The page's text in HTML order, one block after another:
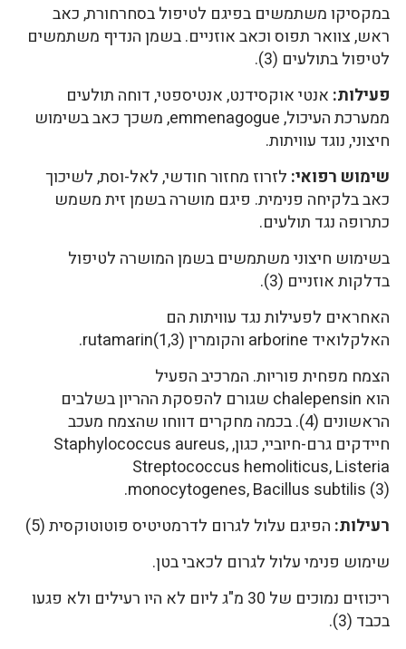
במקסיקו משתמשים בפיגם לטיפול בסחרחורת, כאב
ראש, צוואר תפוס וכאב אוזניים. בשמן הנדיף משתמשים
לטיפול בתולעים (3).
פעילות: אנטי אוקסידנט, אנטיספטי, דוחה תולעים
ממערכת העיכול, emmenagogue, משכך כאב בשימוש
חיצוני, נוגד עוויתות.
שימוש רפואי: לזרוז מחזור חודשי, לאל-וסת, לשיכוך
כאב בלקיחה פנימית. פיגם מושרה בשמן זית משמש
כתרופה נגד תולעים.
בשימוש חיצוני משתמשים בשמן המושרה לטיפול
בדלקות אוזניים (3).
האחראים לפעילות נגד עוויתות הם
האלקלואיד arborine והקומרין rutamarin(1,3).
הצמח מפחית פוריות. המרכיב הפעיל
הוא chalepensin שגורם להפסקת ההריון בשלבים
הראשונים (4). בכמה מחקרים דווחו שהצמח מעכב
חיידקים גרם-חיוביי, כגון, Staphylococcus aureus,
Streptococcus hemoliticus, Listeria
monocytogenes, Bacillus subtilis (3).
רעילות: הפיגם עלול לגרום לדרמטיטיס פוטוטוקסית (5)
שימוש פנימי עלול לגרום לכאבי בטן.
ריכוזים נמוכים של 30 מ"ג ליום לא היו רעילים ולא פגעו
בכבד (3).